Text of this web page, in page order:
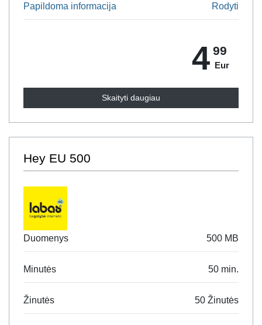
Papildoma informacija Rodyti
4 99
Eur
Skaityti daugiau
Hey EU 500
Duomenys 500 MB
Minutės 50 min.
Žinutės 50 Žinutės